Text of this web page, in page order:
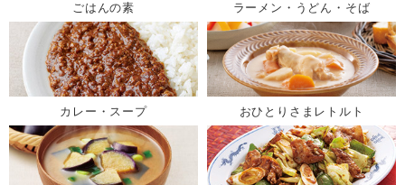
ごはんの素 ラーメン・うどん・そば
カレー・スープ おひとりさまレトルト